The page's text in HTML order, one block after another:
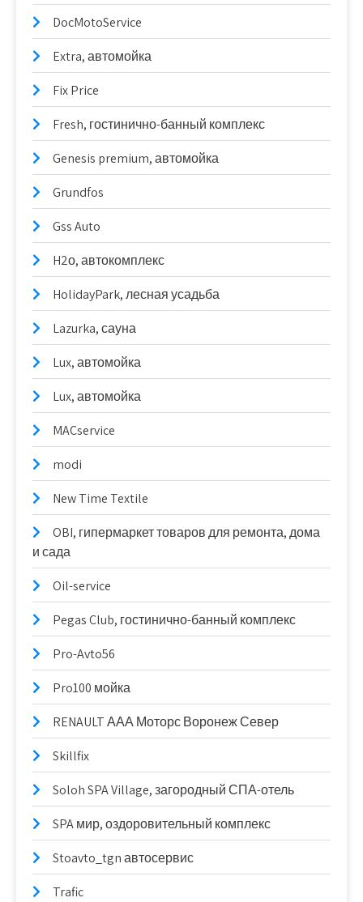
DocMotoService
Extra, автомойка
Fix Price
Fresh, гостинично-банный комплекс
Genesis premium, автомойка
Grundfos
Gss Auto
H2о, автокомплекс
HolidayPark, лесная усадьба
Lazurka, сауна
Lux, автомойка
Lux, автомойка
MACservice
modi
New Time Textile
OBI, гипермаркет товаров для ремонта, дома
и сада
Oil-service
Pegas Club, гостинично-банный комплекс
Pro-Avto56
Pro100 мойка
RENAULT ААА Моторс Воронеж Север
Skillfix
Soloh SPA Village, загородный СПА-отель
SPA мир, оздоровительный комплекс
Stoavto_tgn автосервис
Trafic